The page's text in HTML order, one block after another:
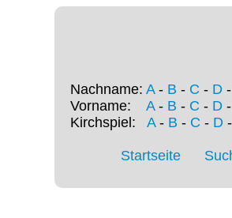
Nachname: A- B - C - D -
Vorname: A- B - C - D -
Kirchspiel: A- B - C - D-
Startseite